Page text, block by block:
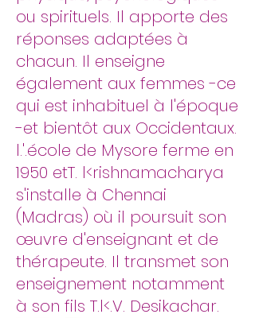
ou spirituels. Il apporte des
réponses adaptées à
chacun. Il enseigne
également aux femmes -ce
qui est inhabituel à l'époque
-et bientôt aux Occidentaux.
l.'.école de Mysore ferme en
1950 etT. l<rishnamacharya
s'installe à Chennai
(Madras) où il poursuit son
œuvre d'enseignant et de
thérapeute. Il transmet son
enseignement notamment
à son fils T.l<.V. Desikachar.